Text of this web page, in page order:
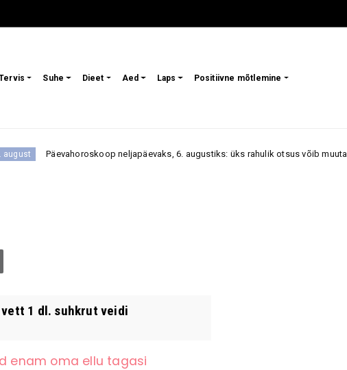
Suhe Dieet Aed Laps Positiivne mõtlemine
neljapäevaks, 6. augustiks: üks rahulik otsus võib muuta kogu päeva
1 dl. suhkrut veidi
enam oma ellu tagasi